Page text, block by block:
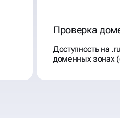
Проверка
Доступность на
доменных зонах